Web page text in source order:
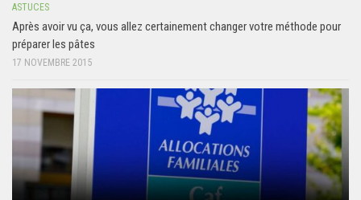
ASTUCES
Après avoir vu ça, vous allez certainement changer votre méthode pour
préparer les pâtes
17 NOVEMBRE 2015